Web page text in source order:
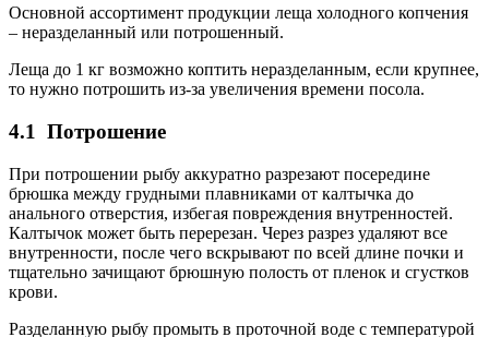
Основной ассортимент продукции леща холодного копчения
– неразделанный или потрошенный.
Леща до 1 кг возможно коптить неразделанным, если крупнее,
то нужно потрошить из-за увеличения времени посола.
4.1 Потрошение
При потрошении рыбу аккуратно разрезают посередине
брюшка между грудными плавниками от калтычка до
анального отверстия, избегая повреждения внутренностей.
Калтычок может быть перерезан. Через разрез удаляют все
внутренности, после чего вскрывают по всей длине почки и
тщательно зачищают брюшную полость от пленок и сгустков
крови.
Разделанную рыбу промыть в проточной воде с температурой